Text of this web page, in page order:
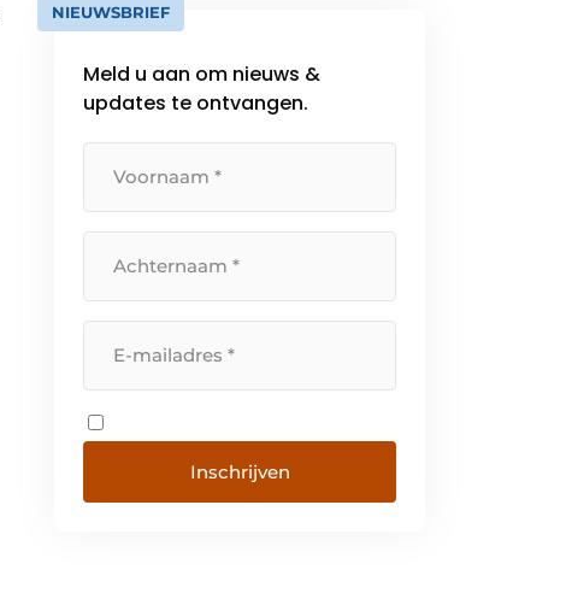
NIEUWSBRIEF
Meld u aan om nieuws &
updates te ontvangen.
Inschrijven